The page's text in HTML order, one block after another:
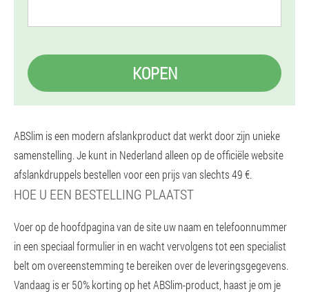
KOPEN
ABSlim is een modern afslankproduct dat werkt door zijn unieke
samenstelling. Je kunt in Nederland alleen op de officiële website
afslankdruppels bestellen voor een prijs van slechts 49 €.
HOE U EEN BESTELLING PLAATST
Voer op de hoofdpagina van de site uw naam en telefoonnummer
in een speciaal formulier in en wacht vervolgens tot een specialist
belt om overeenstemming te bereiken over de leveringsgegevens.
Vandaag is er 50% korting op het ABSlim-product, haast je om je